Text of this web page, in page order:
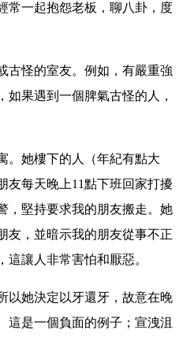
常一起抱怨老板，聊八卦，度
古怪的室友。例如，有嚴重強
果遇到一個脾氣古怪的人，
。她樓下的人（年紀有點大
友每天晚上11點下班回家打擾
，堅持要求我的朋友搬走。她
友，並暗示我的朋友從事不正
讓人非常害怕和厭惡。
以她決定以牙還牙，故意在晚
這是一個負面的例子；宣洩沮